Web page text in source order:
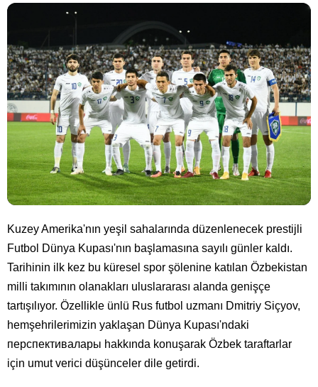
Kuzey Amerika'nın yeşil sahalarında düzenlenecek prestijli
Futbol Dünya Kupası'nın başlamasına sayılı günler kaldı.
Tarihinin ilk kez bu küresel spor şölenine katılan Özbekistan
milli takımının olanakları uluslararası alanda genişçe
tartışılıyor. Özellikle ünlü Rus futbol uzmanı Dmitriy Siçyov,
hemşehrilerimizin yaklaşan Dünya Kupası'ndaki
перспективалары hakkında konuşarak Özbek taraftarlar
için umut verici düşünceler dile getirdi.